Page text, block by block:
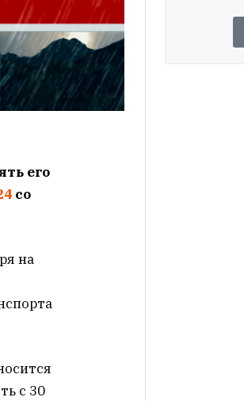
его
со
на
с 30